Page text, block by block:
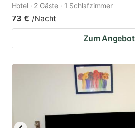
Hotel · 2 Gäste · 1 Schlafzimmer
73 € /Nacht
Zum Angebot